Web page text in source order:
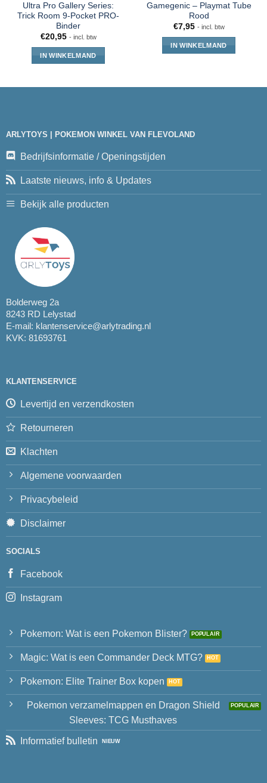
Ultra Pro Gallery Series:
Trick Room 9-Pocket PRO-
Binder
€20,95 - incl. btw
IN WINKELMAND
Gamegenic – Playmat Tube
Rood
€7,95 - incl. btw
IN WINKELMAND
ARLYTOYS | POKEMON WINKEL VAN FLEVOLAND
Bedrijfsinformatie / Openingstijden
Laatste nieuws, info & Updates
Bekijk alle producten
Bolderweg 2a
8243 RD Lelystad
E-mail: klantenservice@arlytrading.nl
KVK: 81693761
KLANTENSERVICE
Levertijd en verzendkosten
Retourneren
Klachten
Algemene voorwaarden
Privacybeleid
Disclaimer
SOCIALS
Facebook
Instagram
Pokemon: Wat is een Pokemon Blister?
Magic: Wat is een Commander Deck MTG?
Pokemon: Elite Trainer Box kopen
Pokemon verzamelmappen en Dragon Shield
Sleeves: TCG Musthaves
Informatief bulletin